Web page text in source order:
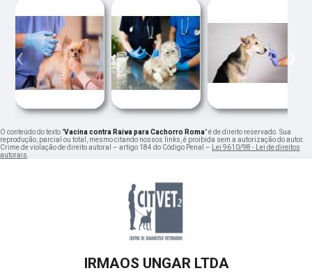
‹ ›
O conteúdo do texto "Vacina contra Raiva para Cachorro Roma" é de direito reservado. Sua
reprodução, parcial ou total, mesmo citando nossos links, é proibida sem a autorização do autor.
Crime de violação de direito autoral – artigo 184 do Código Penal – Lei 9610/98 - Lei de direitos
autorais.
IRMAOS UNGAR LTDA